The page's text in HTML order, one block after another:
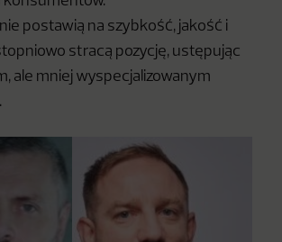
postawią na szybkość, jakość i
stracą pozycję, ustępując
ale mniej wyspecjalizowanym